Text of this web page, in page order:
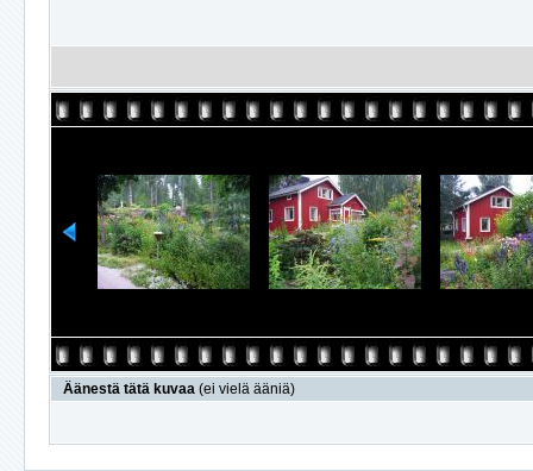
Äänestä tätä kuvaa (ei vielä ääniä)